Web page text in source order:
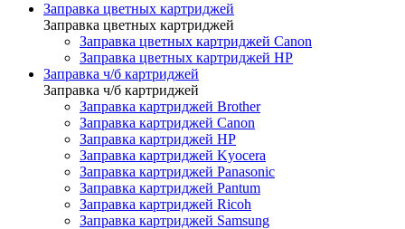
Заправка цветных картриджей
Заправка цветных картриджей
Заправка цветных картриджей Canon
Заправка цветных картриджей HP
Заправка ч/б картриджей
Заправка ч/б картриджей
Заправка картриджей Brother
Заправка картриджей Canon
Заправка картриджей HP
Заправка картриджей Kyocera
Заправка картриджей Panasonic
Заправка картриджей Pantum
Заправка картриджей Ricoh
Заправка картриджей Samsung